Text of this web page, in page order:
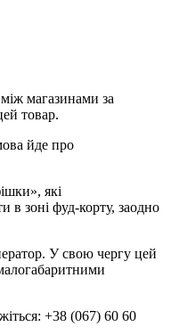
магазинами за
товар.
йде про
які
в зоні фуд-корту, заодно
У свою чергу цей
+38 (067) 60 60